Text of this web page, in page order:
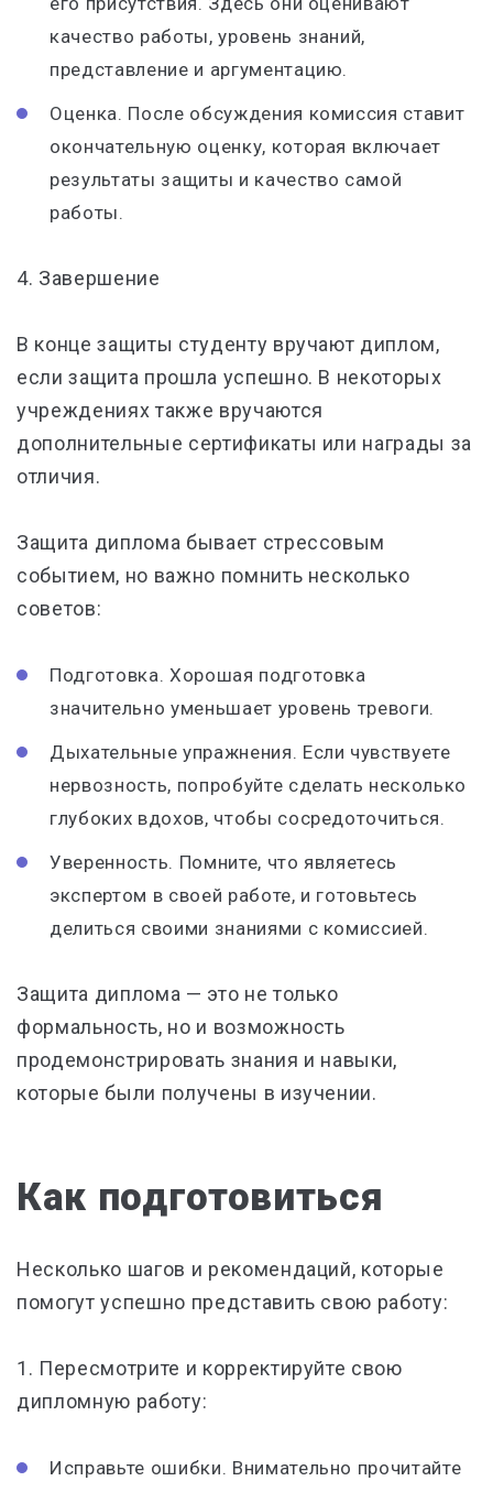
качество работы, уровень знаний,
представление и аргументацию.
Оценка. После обсуждения комиссия ставит
окончательную оценку, которая включает
результаты защиты и качество самой
работы.
4. Завершение
В конце защиты студенту вручают диплом,
если защита прошла успешно. В некоторых
учреждениях также вручаются
дополнительные сертификаты или награды за
отличия.
Защита диплома бывает стрессовым
событием, но важно помнить несколько
советов:
Подготовка. Хорошая подготовка
значительно уменьшает уровень тревоги.
Дыхательные упражнения. Если чувствуете
нервозность, попробуйте сделать несколько
глубоких вдохов, чтобы сосредоточиться.
Уверенность. Помните, что являетесь
экспертом в своей работе, и готовьтесь
делиться своими знаниями с комиссией.
Защита диплома — это не только
формальность, но и возможность
продемонстрировать знания и навыки,
которые были получены в изучении.
Как подготовиться
Несколько шагов и рекомендаций, которые
помогут успешно представить свою работу:
1. Пересмотрите и корректируйте свою
дипломную работу:
Исправьте ошибки. Внимательно прочитайте